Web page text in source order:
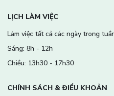
LỊCH LÀM VIỆC
Làm việc tất cả các ngày trong
Sáng: 8h - 12h
Chiều: 13h30 - 17h30
CHÍNH SÁCH & ĐIỀU KHOẢN